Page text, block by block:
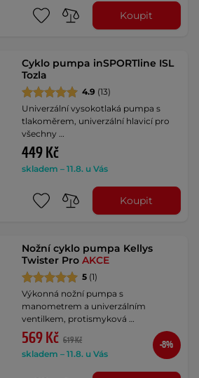
Koupit
Cyklo pumpa inSPORTline ISL
Tozla
4.9 (13)
Univerzální vysokotlaká pumpa s
tlakoměrem, univerzální hlavicí pro
všechny …
449 Kč
skladem – 11.8. u Vás
Koupit
Nožní cyklo pumpa Kellys
Twister ProAKCE
5 (1)
Výkonná nožní pumpa s
manometrem a univerzálním
ventilkem, protismyková …
569 Kč 619 Kč
skladem – 11.8. u Vás
-8%